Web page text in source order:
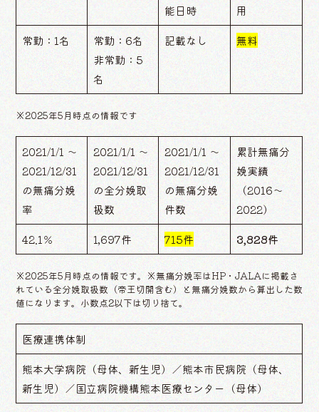
能日時
用
常勤：1名
常勤：6名
非常勤：5
名
記載なし 無料
※2025年5月時点の情報です
2021/1/1 ～
2021/12/31
の無痛分娩
率
2021/1/1 ～
2021/12/31
の全分娩取
扱数
2021/1/1 ～
2021/12/31
の無痛分娩
件数
累計無痛分
娩実績
（2016〜
2022）
42.1％
1,697件 715件 3,828件
※2025年5月時点の情報です。※無痛分娩率はHP・JALAに掲載さ
れている全分娩取扱数（帝王切開含む）と無痛分娩数から算出した数
値になります。小数点2以下は切り捨て。
医療連携体制
熊本大学病院（母体、新生児）／熊本市民病院（母体、
新生児）／国立病院機構熊本医療センター（母体）